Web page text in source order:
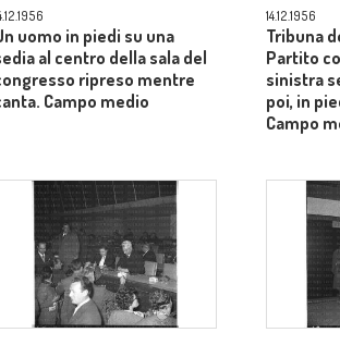
uomo in piedi su una
al centro della sala del
ripreso mentre
Campo medio
14.12.1956
Tribuna
Partito
sinistra
poi, in
Campo